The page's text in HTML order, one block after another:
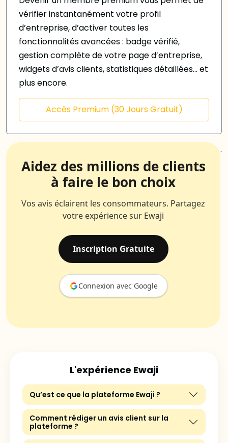
vérifier instantanément votre profil
d’entreprise, d’activer toutes les
fonctionnalités avancées : badge vérifié,
gestion complète de votre page d’entreprise,
widgets d’avis clients, statistiques détaillées… et
plus encore.
Accès Premium (30 Jours Gratuit)
Aidez des millions de clients
à faire le bon choix
Vos avis éclairent les consommateurs. Partagez
votre expérience sur Ewaji
Inscription Gratuite
Connexion avec Google
.
L'expérience Ewaji
Qu’est ce que la plateforme Ewaji ?
Comment rédiger un avis client sur la
plateforme ?